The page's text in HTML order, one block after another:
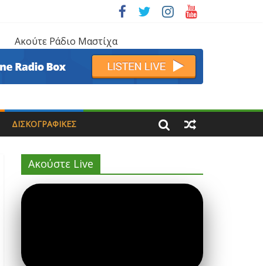
Ακούτε Ράδιο Μαστίχα
ΔΙΣΚΟΓΡΑΦΙΚΈΣ
Ακούστε Live